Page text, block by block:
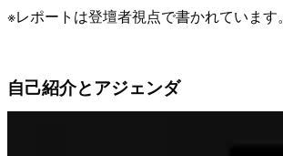
※レポートは登壇者視点で書かれています。
自己紹介とアジェンダ